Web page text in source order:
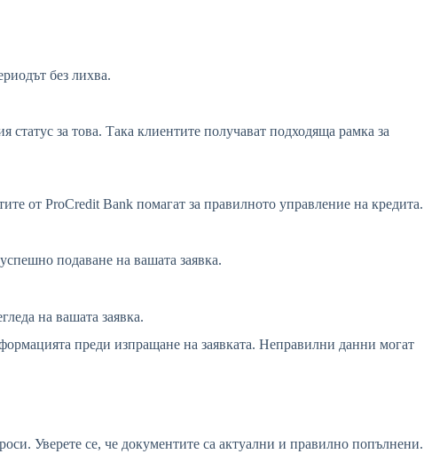
без лихва.
за това. Така клиентите получават подходяща рамка за
от ProCredit Bank помагат за правилното управление на кредита.
подаване на вашата заявка.
на вашата заявка.
преди изпращане на заявката. Неправилни данни могат
Уверете се, че документите са актуални и правилно попълнени.